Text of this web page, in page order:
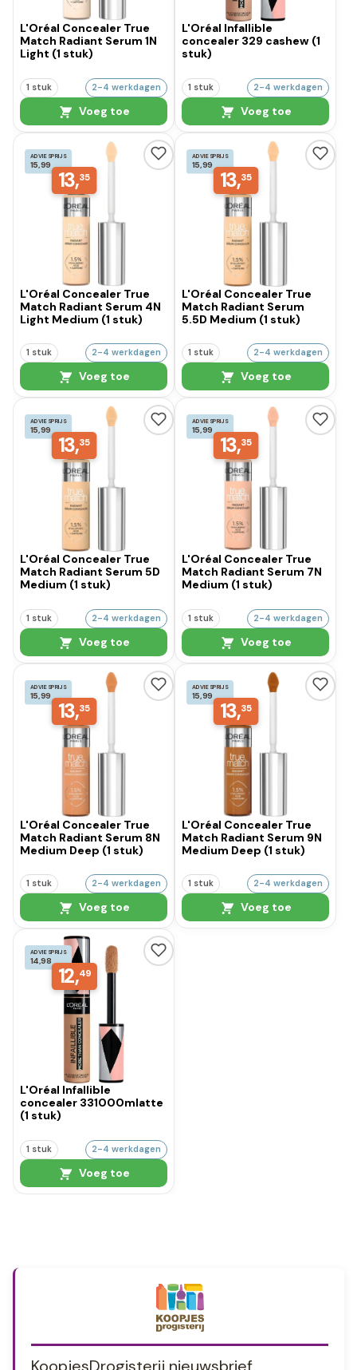
L'Oréal Concealer True
Match Radiant Serum 1N
Light (1 stuk)
1 stuk 2-4 werkdagen
Voeg toe
L'Oréal Infallible
concealer 329 cashew (1
stuk)
1 stuk 2-4 werkdagen
Voeg toe
ADVIESPRIJS
15,99
13,35
L'Oréal Concealer True
Match Radiant Serum 4N
Light Medium (1 stuk)
1 stuk 2-4 werkdagen
Voeg toe
ADVIESPRIJS
15,99
13,35
L'Oréal Concealer True
Match Radiant Serum
5.5D Medium (1 stuk)
1 stuk 2-4 werkdagen
Voeg toe
ADVIESPRIJS
15,99
13,35
L'Oréal Concealer True
Match Radiant Serum 5D
Medium (1 stuk)
1 stuk 2-4 werkdagen
Voeg toe
ADVIESPRIJS
15,99
13,35
L'Oréal Concealer True
Match Radiant Serum 7N
Medium (1 stuk)
1 stuk 2-4 werkdagen
Voeg toe
ADVIESPRIJS
15,99
13,35
L'Oréal Concealer True
Match Radiant Serum 8N
Medium Deep (1 stuk)
1 stuk 2-4 werkdagen
Voeg toe
ADVIESPRIJS
15,99
13,35
L'Oréal Concealer True
Match Radiant Serum 9N
Medium Deep (1 stuk)
1 stuk 2-4 werkdagen
Voeg toe
ADVIESPRIJS
14,98
12,49
L'Oréal Infallible
concealer 331000mlatte
(1 stuk)
1 stuk 2-4 werkdagen
Voeg toe
KoopjesDrogisterij nieuwsbrief